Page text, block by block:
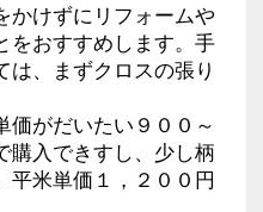
かけずにリフォームや
をおすすめします。手
は、まずクロスの張り
価がだいたい９００～
購入できすし、少し柄
平米単価１，２００円